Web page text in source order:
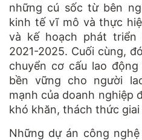
những cú sốc từ bên
kinh tế vĩ mô và thực
và kế hoạch phát
2021-2025. Cuối cùng,
chuyển cơ cấu lao
bền vững cho người
mạnh của doanh nghiệp
khó khăn, thách thức giai
Những dự án công